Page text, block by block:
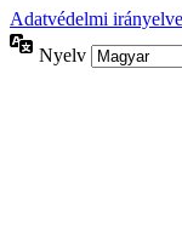
Adatvédelmi
Nyelv